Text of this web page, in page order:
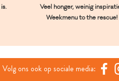
Veel honger, weinig
Weekmenu to the rescue!
Volg ons ook op sociale media: